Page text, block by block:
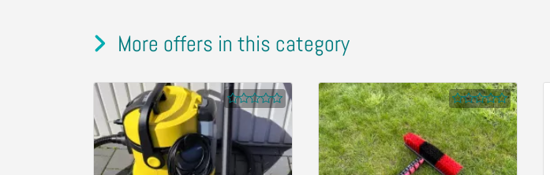
More offers in this category